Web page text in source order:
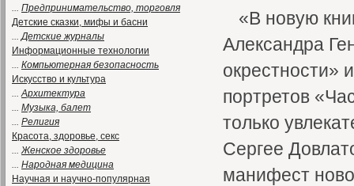
... Предпринимательство, торговля
Детские сказки, мифы и басни
...Детские журналы
Информационные технологии
... Компьютерная безопасность
Искусство и культура
...Архитектура
... Музыка, балет
... Религия
Красота, здоровье, секс
...Женское здоровье
... Народная медицина
Научная и научно-популярная
«В новую
Александра
окрестности»
портретов
только
Сергее
манифест